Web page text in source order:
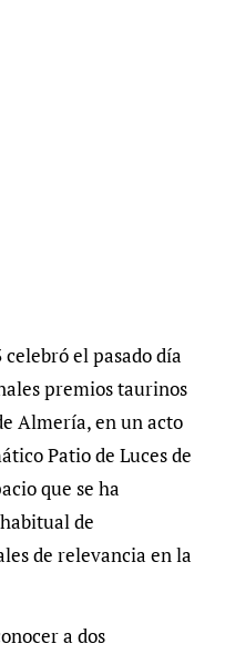
el pasado día
premios taurinos
Almería, en un acto
Patio de Luces de
que se ha
de
de relevancia en la
a dos